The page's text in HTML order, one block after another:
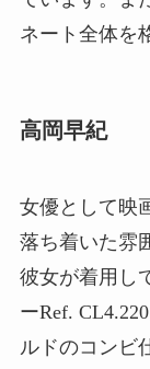
ネート全体を
高岡早紀
女優として映
落ち着いた雰
彼女が着用し
ーRef.
ルドのコンビ